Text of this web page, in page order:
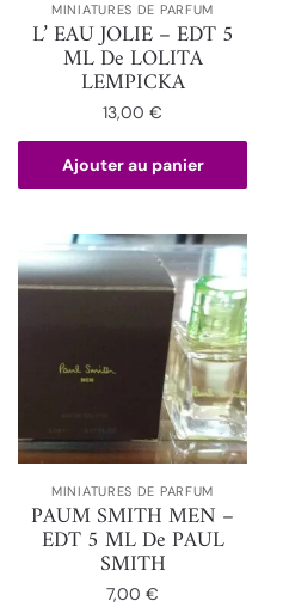
MINIATURES DE PARFUM
L’ EAU JOLIE – EDT 5
ML De LOLITA
LEMPICKA
13,00€
Ajouter au panier
MINIATURES DE PARFUM
PAUM SMITH MEN –
EDT 5 ML De PAUL
SMITH
7,00€